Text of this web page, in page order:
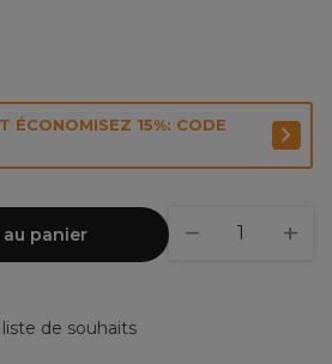
ÉCONOMISEZ 15%: CODE
panier
de souhaits